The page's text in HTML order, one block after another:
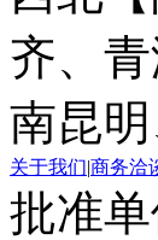
齐、青
南昆明
关于我们|商务洽
批准